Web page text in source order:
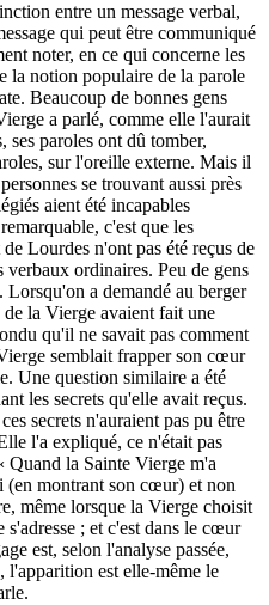
entre un message verbal,
qui peut être communiqué
noter, en ce qui concerne les
la notion populaire de la parole
Beaucoup de bonnes gens
a parlé, comme elle l'aurait
ses paroles ont dû tomber,
sur l'oreille externe. Mais il
se trouvant aussi près
aient été incapables
c'est que les
Lourdes n'ont pas été reçus de
verbaux ordinaires. Peu de gens
a demandé au berger
la Vierge avaient fait une
qu'il ne savait pas comment
semblait frapper son cœur
Une question similaire a été
les secrets qu'elle avait reçus.
secrets n'auraient pas pu être
l'a expliqué, ce n'était pas
Quand la Sainte Vierge m'a
(en montrant son cœur) et non
même lorsque la Vierge choisit
; et c'est dans le cœur
est, selon l'analyse passée,
l'apparition est elle-même le